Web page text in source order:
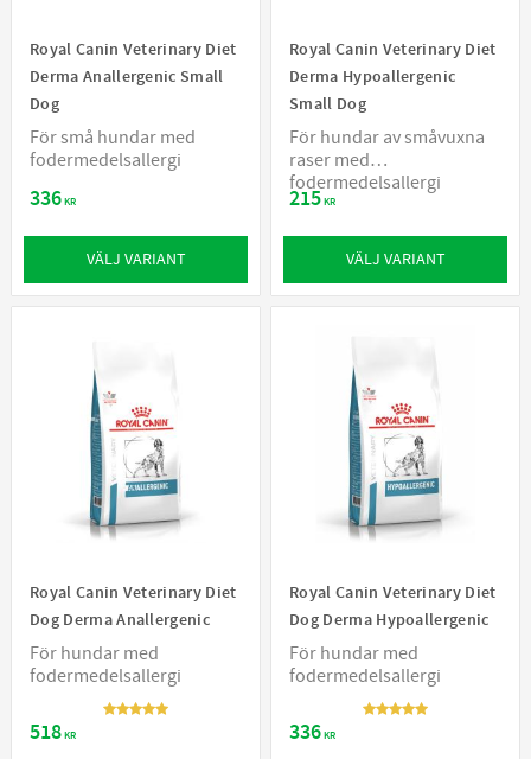
Royal Canin Veterinary Diet
Derma Anallergenic Small
Dog
För små hundar med
fodermedelsallergi
336KR
VÄLJ VARIANT
Royal Canin Veterinary Diet
Derma Hypoallergenic
Small Dog
För hundar av småvuxna
raser med
fodermedelsallergi
215KR
VÄLJ VARIANT
Royal Canin Veterinary Diet
Dog Derma Anallergenic
För hundar med
fodermedelsallergi
518KR
Royal Canin Veterinary Diet
Dog Derma Hypoallergenic
För hundar med
fodermedelsallergi
336KR